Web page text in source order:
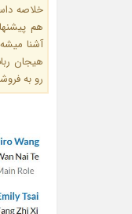
خلاصه
هم
آشنا
هیجان
رو به